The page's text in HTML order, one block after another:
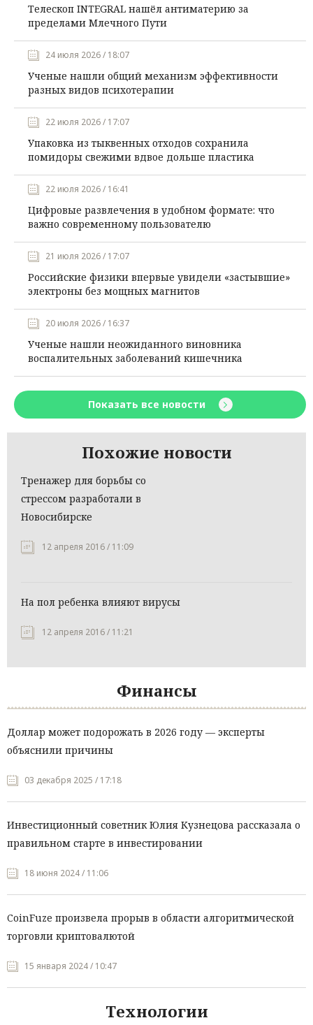
Телескоп INTEGRAL нашёл антиматерию за
пределами Млечного Пути
24 июля 2026 / 18:07
Ученые нашли общий механизм эффективности
разных видов психотерапии
22 июля 2026 / 17:07
Упаковка из тыквенных отходов сохранила
помидоры свежими вдвое дольше пластика
22 июля 2026 / 16:41
Цифровые развлечения в удобном формате: что
важно современному пользователю
21 июля 2026 / 17:07
Российские физики впервые увидели «застывшие»
электроны без мощных магнитов
20 июля 2026 / 16:37
Ученые нашли неожиданного виновника
воспалительных заболеваний кишечника
Показать все новости
Похожие новости
Тренажер для борьбы со
стрессом разработали в
Новосибирске
12 апреля 2016 / 11:09
На пол ребенка влияют вирусы
12 апреля 2016 / 11:21
Финансы
Доллар может подорожать в 2026 году — эксперты
объяснили причины
03 декабря 2025 / 17:18
Инвестиционный советник Юлия Кузнецова рассказала о
правильном старте в инвестировании
18 июня 2024 / 11:06
CoinFuze произвела прорыв в области алгоритмической
торговли криптовалютой
15 января 2024 / 10:47
Технологии